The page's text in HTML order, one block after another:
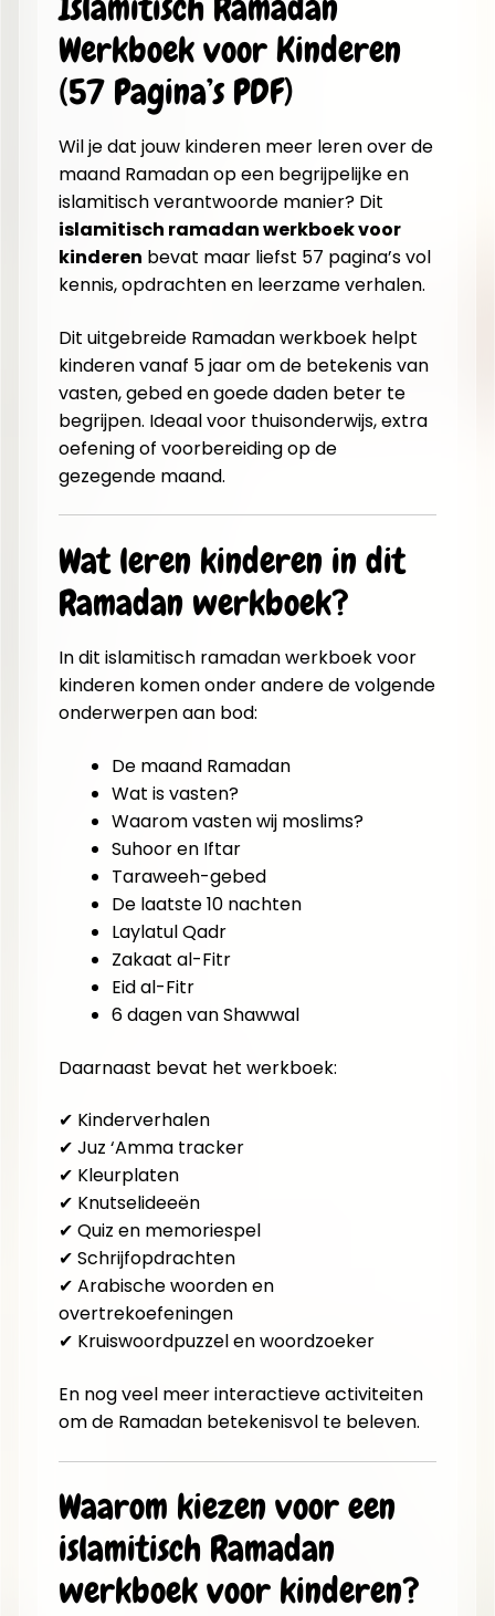
Werkboek voor Kinderen
(57 Pagina’s PDF)
Wil je dat jouw kinderen meer leren over de
maand Ramadan op een begrijpelijke en
islamitisch verantwoorde manier? Dit
islamitisch ramadan werkboek voor
kinderen bevat maar liefst 57 pagina’s vol
kennis, opdrachten en leerzame verhalen.
Dit uitgebreide Ramadan werkboek helpt
kinderen vanaf 5 jaar om de betekenis van
vasten, gebed en goede daden beter te
begrijpen. Ideaal voor thuisonderwijs, extra
oefening of voorbereiding op de
gezegende maand.
Wat leren kinderen in dit
Ramadan werkboek?
In dit islamitisch ramadan werkboek voor
kinderen komen onder andere de volgende
onderwerpen aan bod:
De maand Ramadan
Wat is vasten?
Waarom vasten wij moslims?
Suhoor en Iftar
Taraweeh-gebed
De laatste 10 nachten
Laylatul Qadr
Zakaat al-Fitr
Eid al-Fitr
6 dagen van Shawwal
Daarnaast bevat het werkboek:
✔ Kinderverhalen
✔ Juz ‘Amma tracker
✔ Kleurplaten
✔ Knutselideeën
✔ Quiz en memoriespel
✔ Schrijfopdrachten
✔ Arabische woorden en
overtrekoefeningen
✔ Kruiswoordpuzzel en woordzoeker
En nog veel meer interactieve activiteiten
om de Ramadan betekenisvol te beleven.
Waarom kiezen voor een
islamitisch Ramadan
werkboek voor kinderen?